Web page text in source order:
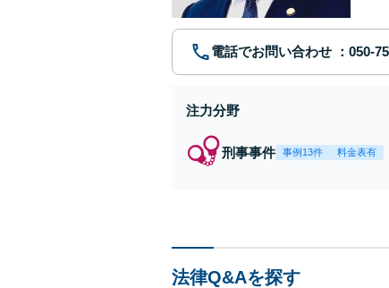
電話でお問い合わせ
注力分野
刑事事件 事例13件 料金表有
法律Q&Aを探す